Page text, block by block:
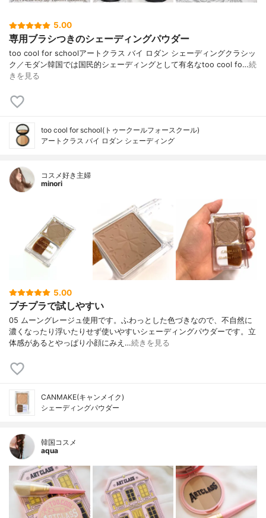
5.00
専用ブラシつきのシェーディングパウダー
too cool for schoolアートクラス バイ ロダン シェーディングクラシッ
ク／モダン韓国では国民的シェーディングとして有名なtoo cool fo…続
きを見る
too cool for school(トゥークールフォースクール)
アートクラス バイ ロダン シェーディング
コスメ好き主婦
minori
5.00
プチプラで試しやすい
05 ムーングレージュ使用です。ふわっとした色づきなので、不自然に
濃くなったり浮いたりせず使いやすいシェーディングパウダーです。立
体感があるとやっぱり小顔にみえ…続きを見る
CANMAKE(キャンメイク)
シェーディングパウダー
韓国コスメ
aqua